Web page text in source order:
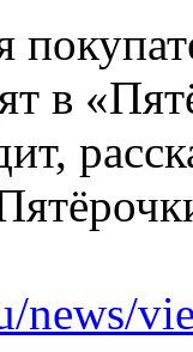
в
news/